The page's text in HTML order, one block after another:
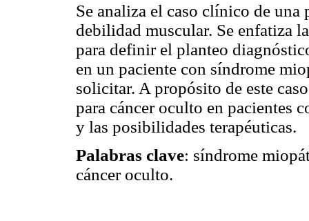
Se analiza el caso clínico de una
debilidad muscular. Se enfatiza
para definir el planteo
en un paciente con síndrome
solicitar. A propósito de este
para cáncer oculto en pacientes
y las posibilidades terapéuticas.
Palabras clave: síndrome
cáncer oculto.